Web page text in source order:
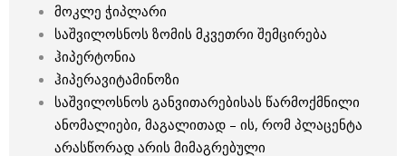
მოკლე ჭიპლარი
საშვილოსნოს ზომის მკვეთრი შემცირება
ჰიპერტონია
ჰიპერავიტამინოზი
საშვილოსნოს განვითარებისას წარმოქმნილი
ანომალიები, მაგალითად – ის, რომ პლაცენტა
არასწორად არის მიმაგრებული